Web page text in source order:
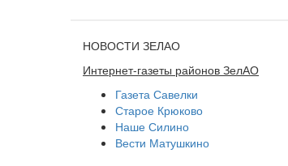
НОВОСТИ ЗЕЛАО
Интернет-газеты районов ЗелАО
Газета Савелки
Старое Крюково
Наше Силино
Вести Матушкино